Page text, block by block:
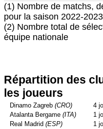
(1) Nombre de matchs,
pour la saison 2022-2023
(2) Nombre total de
équipe nationale
Répartition des
les joueurs
Dinamo Zagreb (CRO)
4
Atalanta Bergame (ITA)
1
Real Madrid (ESP)
1